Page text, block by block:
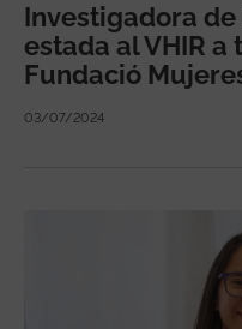
Investigadora de
estada al VHIR a
Fundació
03/07/2024